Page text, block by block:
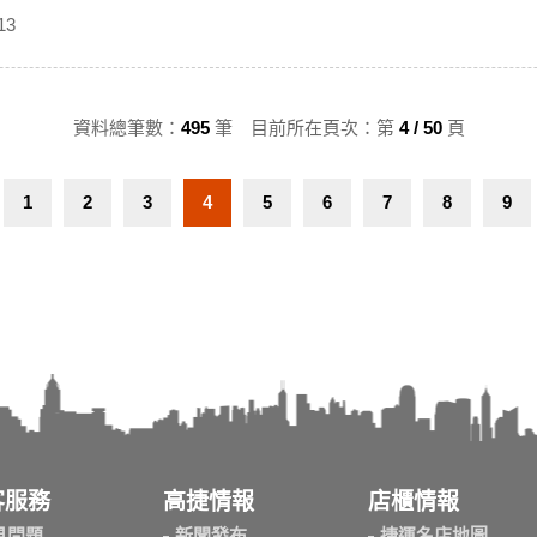
資料總筆數： 495筆 目前所在頁次：第 4 / 50頁
1 2 3 4 5 6 7 8 9
務 高捷情報 店櫃情報